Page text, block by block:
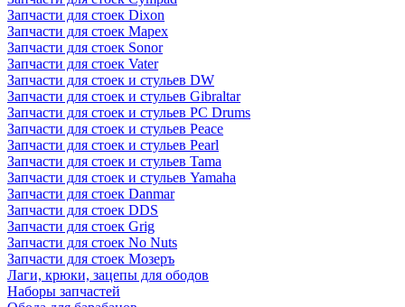
Запчасти для стоек Dixon
Запчасти для стоек Mapex
Запчасти для стоек Sonor
Запчасти для стоек Vater
Запчасти для стоек и стульев DW
Запчасти для стоек и стульев Gibraltar
Запчасти для стоек и стульев PC Drums
Запчасти для стоек и стульев Peace
Запчасти для стоек и стульев Pearl
Запчасти для стоек и стульев Tama
Запчасти для стоек и стульев Yamaha
Запчасти для стоек Danmar
Запчасти для стоек DDS
Запчасти для стоек Grig
Запчасти для стоек No Nuts
Запчасти для стоек Мозеръ
Лаги, крюки, зацепы для ободов
Наборы запчастей